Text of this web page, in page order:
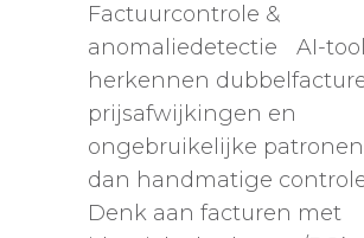
Factuurcontrole &
anomaliedetectie AI-
herkennen
prijsafwijkingen en
ongebruikelijke
dan handmatige
Denk aan facturen met